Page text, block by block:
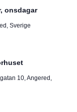
onsdagar
Sverige
10, Angered,